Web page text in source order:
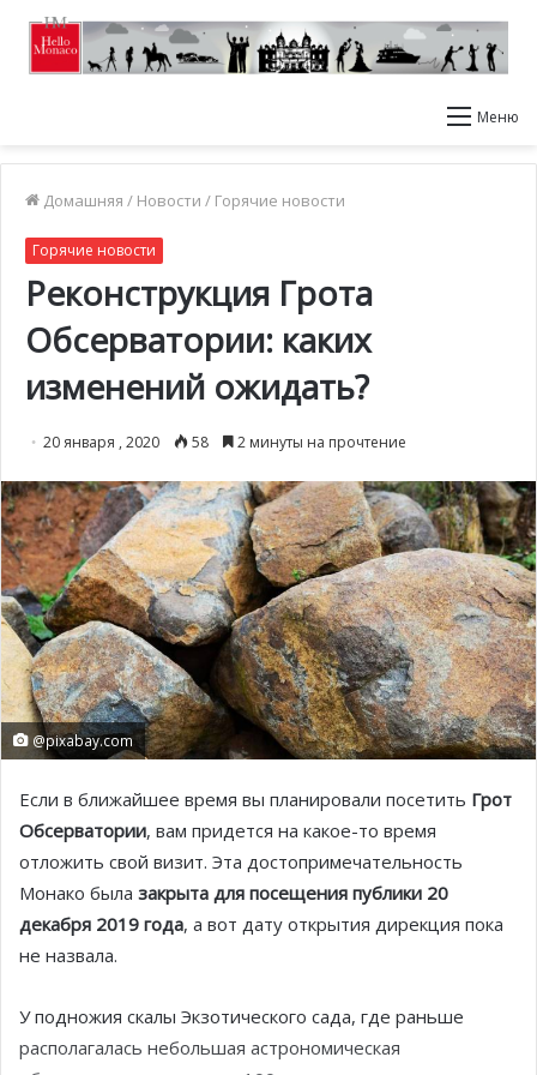
Меню
Домашняя / Новости / Горячие новости
Горячие новости
Реконструкция Грота
Обсерватории: каких
изменений ожидать?
20 января , 2020 58 2 минуты на прочтение
@pixabay.com
Если в ближайшее время вы планировали посетить Грот
Обсерватории, вам придется на какое-то время
отложить свой визит. Эта достопримечательность
Монако была закрыта для посещения публики 20
декабря 2019 года, а вот дату открытия дирекция пока
не назвала.
У подножия скалы Экзотического сада, где раньше
располагалась небольшая астрономическая